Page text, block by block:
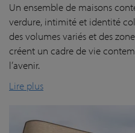
Un ensemble de maisons
verdure, intimité et identité
des volumes variés et des
créent un cadre de vie
l’avenir.
Lire plus